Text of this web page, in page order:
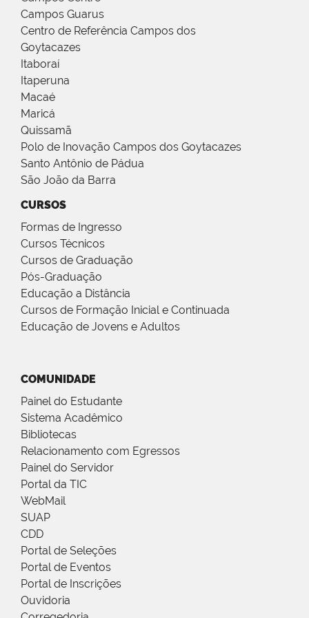
Campos Guarus
Centro de Referência Campos dos
Goytacazes
Itaboraí
Itaperuna
Macaé
Maricá
Quissamã
Polo de Inovação Campos dos Goytacazes
Santo Antônio de Pádua
São João da Barra
CURSOS
Formas de Ingresso
Cursos Técnicos
Cursos de Graduação
Pós-Graduação
Educação a Distância
Cursos de Formação Inicial e Continuada
Educação de Jovens e Adultos
COMUNIDADE
Painel do Estudante
Sistema Acadêmico
Bibliotecas
Relacionamento com Egressos
Painel do Servidor
Portal da TIC
WebMail
SUAP
CDD
Portal de Seleções
Portal de Eventos
Portal de Inscrições
Ouvidoria